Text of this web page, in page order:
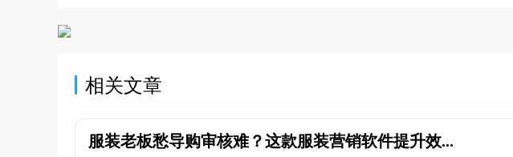
相关文章
服装老板愁导购审核难？这款服装营销软件提升效...